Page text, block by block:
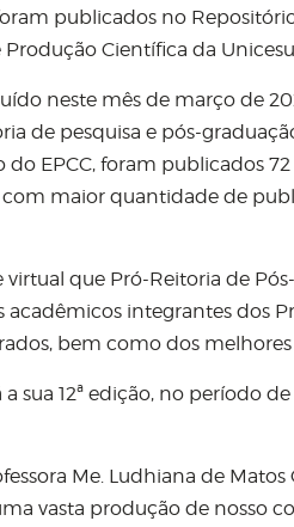
publicados no
Científica da
neste mês de março de
de pesquisa e pós-
do EPCC, foram publicados
maior quantidade de
que Pró-Reitoria de
integrantes dos
bem como dos melhores
sua 12ª edição, no período
Me. Ludhiana de Matos
vasta produção de nosso